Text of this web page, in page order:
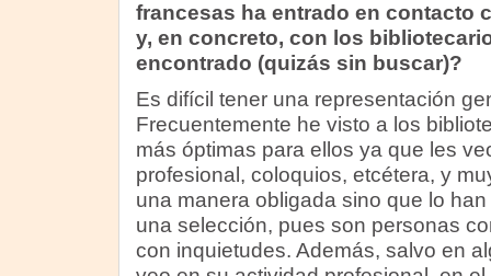
francesas ha entrado en contacto
y, en concreto, con los
encontrado (quizás sin buscar)?
Es difícil tener una representación
Frecuentemente he visto a los
más óptimas para ellos ya que les
profesional, coloquios, etcétera, y
una manera obligada sino que lo
una selección, pues son personas
con inquietudes. Además, salvo en